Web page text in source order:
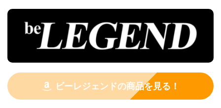
ビーレジェンドの商品を見る！